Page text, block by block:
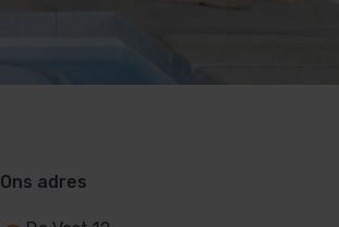
Ons adres